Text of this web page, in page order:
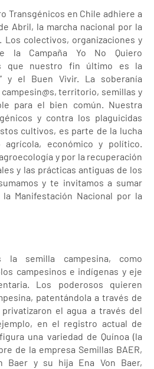
Transgénicos en Chile adhiere a
Abril, la marcha nacional por la
Los colectivos, organizaciones y
la Campaña Yo No Quiero
que nuestro fin último es la
y el Buen Vivir. La soberanía
territorio, semillas y
para el bien común. Nuestra
y contra los plaguicidas
cultivos, es parte de la lucha
económico y político.
y por la recuperación
y las prácticas antiguas de los
y te invitamos a sumar
Manifestación Nacional por la
la semilla campesina, como
campesinos e indígenas y eje
Los poderosos quieren
patentándola a través de
privatizaron el agua a través del
en el registro actual de
una variedad de Quínoa (la
de la empresa Semillas BAER,
Baer y su hija Ena Von Baer,